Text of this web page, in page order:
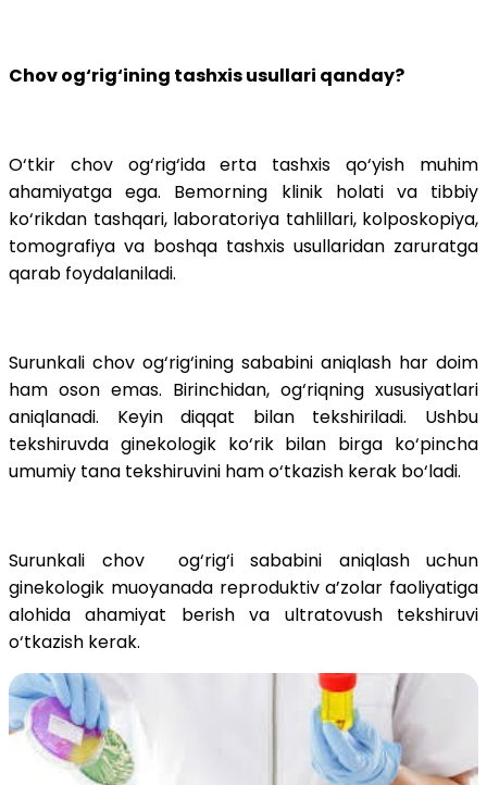
Chov og‘rig‘ining tashxis usullari qanday?
O‘tkir chov og‘rig‘ida erta tashxis qo‘yish muhim
ahamiyatga ega. Bemorning klinik holati va tibbiy
ko‘rikdan tashqari, laboratoriya tahlillari, kolposkopiya,
tomografiya va boshqa tashxis usullaridan zaruratga
qarab foydalaniladi.
Surunkali chov og‘rig‘ining sababini aniqlash har doim
ham oson emas. Birinchidan, og‘riqning xususiyatlari
aniqlanadi. Keyin diqqat bilan tekshiriladi. Ushbu
tekshiruvda ginekologik ko‘rik bilan birga ko‘pincha
umumiy tana tekshiruvini ham o‘tkazish kerak bo‘ladi.
Surunkali chov og‘rig‘i sababini aniqlash uchun
ginekologik muoyanada reproduktiv a’zolar faoliyatiga
alohida ahamiyat berish va ultratovush tekshiruvi
o‘tkazish kerak.